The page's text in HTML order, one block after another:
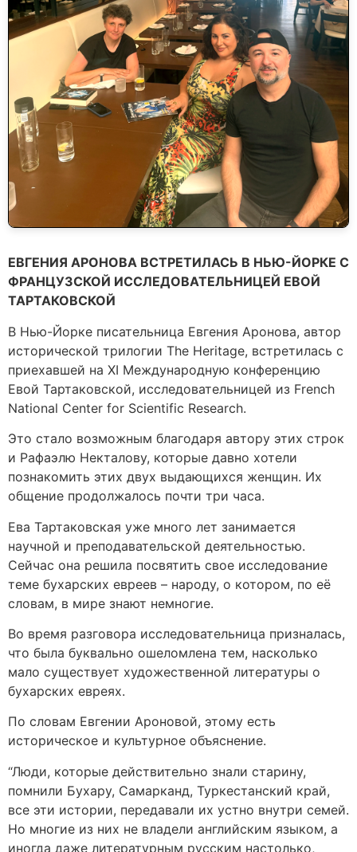
ЕВГЕНИЯ АРОНОВА ВСТРЕТИЛАСЬ В НЬЮ-ЙОРКЕ С
ФРАНЦУЗСКОЙ ИССЛЕДОВАТЕЛЬНИЦЕЙ ЕВОЙ
ТАРТАКОВСКОЙ
В Нью-Йорке писательница Евгения Аронова, автор
исторической трилогии The Heritage, встретилась с
приехавшей на XI Международную конференцию
Евой Тартаковской, исследовательницей из French
National Center for Scientific Research.
Это стало возможным благодаря автору этих строк
и Рафаэлю Некталову, которые давно хотели
познакомить этих двух выдающихся женщин. Их
общение продолжалось почти три часа.
Ева Тартаковская уже много лет занимается
научной и преподавательской деятельностью.
Сейчас она решила посвятить свое исследование
теме бухарских евреев – народу, о котором, по её
словам, в мире знают немногие.
Во время разговора исследовательница призналась,
что была буквально ошеломлена тем, насколько
мало существует художественной литературы о
бухарских евреях.
По словам Евгении Ароновой, этому есть
историческое и культурное объяснение.
“Люди, которые действительно знали старину,
помнили Бухару, Самарканд, Туркестанский край,
все эти истории, передавали их устно внутри семей.
Но многие из них не владели английским языком, а
иногда даже литературным русским настолько,